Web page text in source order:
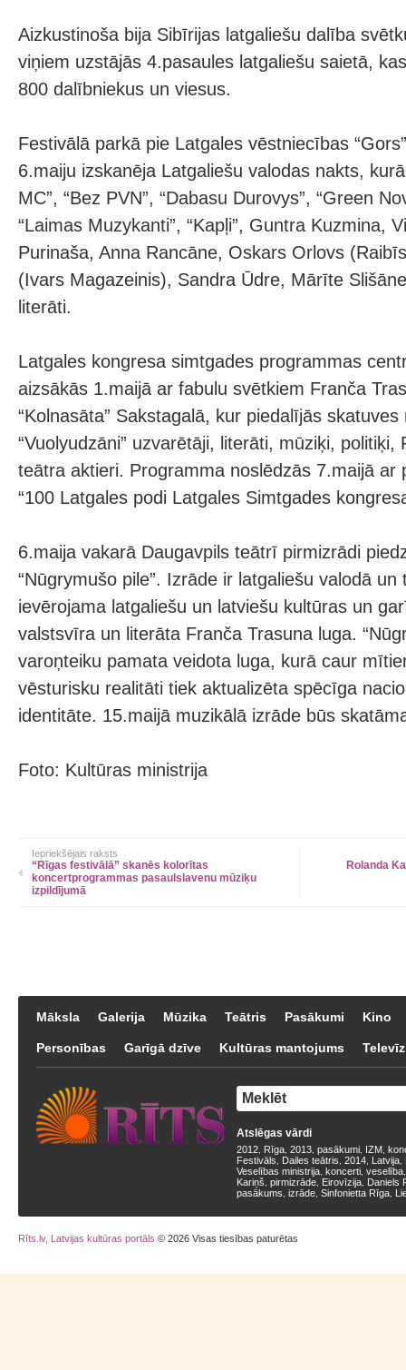
Aizkustinoša bija Sibīrijas latgaliešu dalība
viņiem uzstājās 4.pasaules latgaliešu saietā,
800 dalībniekus un viesus.
Festivālā parkā pie Latgales vēstniecības
6.maiju izskanēja Latgaliešu valodas nakts,
MC”, “Bez PVN”, “Dabasu Durovys”, “Green
“Laimas Muzykanti”, “Kapļi”, Guntra Kuzmina,
Purinaša, Anna Rancāne, Oskars Orlovs
(Ivars Magazeinis), Sandra Ūdre, Mārīte
literāti.
Latgales kongresa simtgades programmas
aizsākās 1.maijā ar fabulu svētkiem Franča
“Kolnasāta” Sakstagalā, kur piedalījās
“Vuolyudzāni” uzvarētāji, literāti, mūziķi, politiķi,
teātra aktieri. Programma noslēdzās 7.maijā ar
“100 Latgales podi Latgales Simtgades
6.maija vakarā Daugavpils teātrī pirmizrādi
“Nūgrymušo pile”. Izrāde ir latgaliešu valodā un
ievērojama latgaliešu un latviešu kultūras un
valstsvīra un literāta Franča Trasuna luga.
varoņteiku pamata veidota luga, kurā caur
vēsturisku realitāti tiek aktualizēta spēcīga
identitāte. 15.maijā muzikālā izrāde būs
Foto: Kultūras ministrija
Iepriekšējais raksts
“Rīgas festivālā” skanēs kolorītas
koncertprogrammas pasaulslavenu mūziķu
izpildījumā
Rolanda
Māksla Galerija Mūzika Teātris Pasākumi Kino
Personības Garīgā dzīve Kultūras mantojums
Atslēgas vārdi
2012 Rīga 2013 pasākumi IZM
Festivāls
Dailes teātris 2014 Latvija
Veselības ministrija koncerti veselība
Kariņš pirmizrāde Eirovīzija Daniels
pasākums izrāde Sinfonietta Rīga
Rīts.lv, Latvijas kultūras portāls © 2026 Visas tiesības paturētas